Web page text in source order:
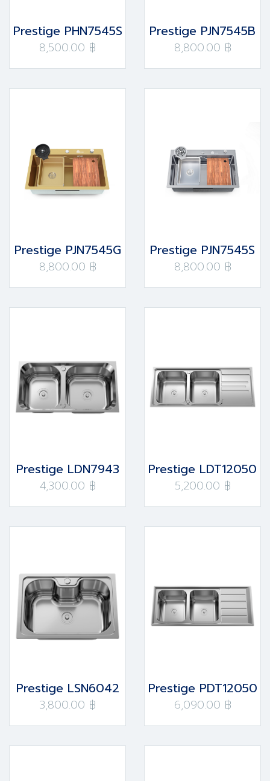
Prestige PHN7545S
8,500.00 ฿
Prestige PJN7545B
8,800.00 ฿
Prestige PJN7545G
8,800.00 ฿
Prestige PJN7545S
8,800.00 ฿
Prestige LDN7943
4,300.00 ฿
Prestige LDT12050
5,200.00 ฿
Prestige LSN6042
3,800.00 ฿
Prestige PDT12050
6,090.00 ฿